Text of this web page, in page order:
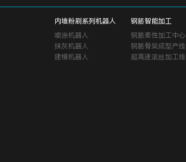
内墙粉刷系列机器人
喷涂机器人
抹灰机器人
建模机器人
钢筋智能加工
钢筋柔性加工中心
钢筋骨架成型产线
超高速滚丝加工线